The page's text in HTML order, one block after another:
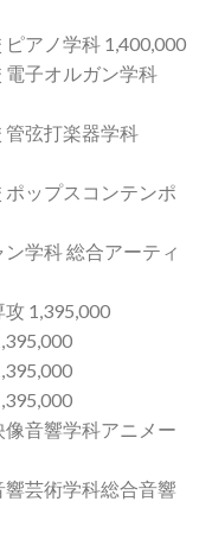
アノ学科 1,400,000
子オルガン学科
管弦打楽器学科
ップスコンテンポ
学科 総合アーティ
1,395,000
音響学科アニメー
芸術学科総合音響